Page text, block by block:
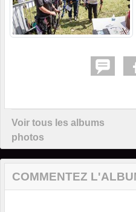
Voir tous les albums
photos
COMMENTEZ